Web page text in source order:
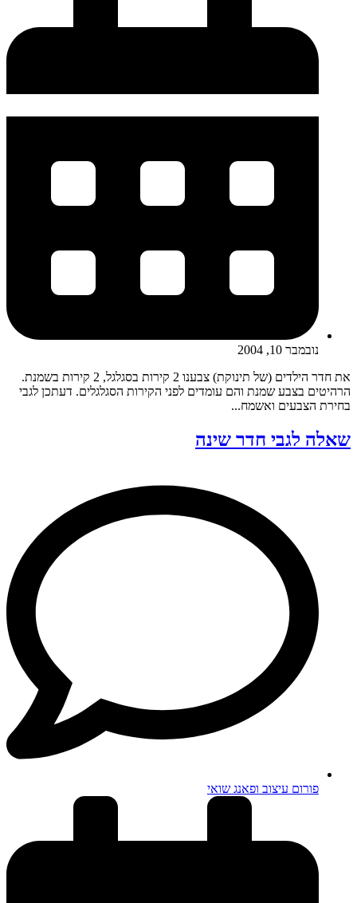
נובמבר 10, 2004
את חדר הילדים (של תינוקת) צבענו 2 קירות בסגלגל, 2 קירות בשמנת.
הרהיטים בצבע שמנת והם עומדים לפני הקירות הסגלגלים. דעתכן לגבי
בחירת הצבעים ואשמח...
שאלה לגבי חדר שינה
פורום עיצוב ופאנג שואי